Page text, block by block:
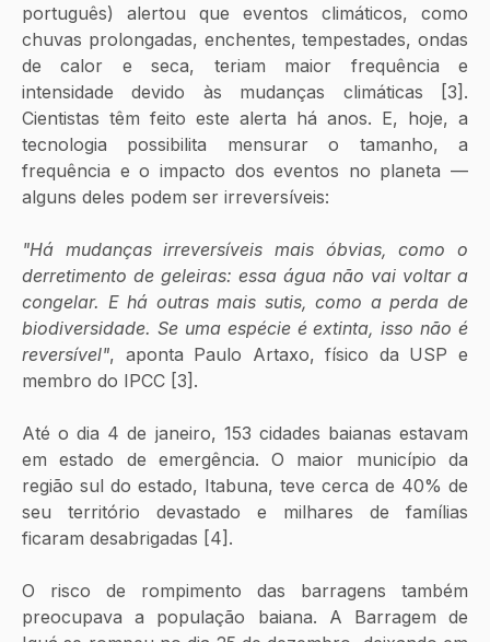
português) alertou que eventos climáticos, como
chuvas prolongadas, enchentes, tempestades, ondas
de calor e seca, teriam maior frequência e
intensidade devido às mudanças climáticas [3].
Cientistas têm feito este alerta há anos. E, hoje, a
tecnologia possibilita mensurar o tamanho, a
frequência e o impacto dos eventos no planeta —
alguns deles podem ser irreversíveis:
​"Há mudanças irreversíveis mais óbvias, como o
derretimento de geleiras: essa água não vai voltar a
congelar. E há outras mais sutis, como a perda de
biodiversidade. Se uma espécie é extinta, isso não é
reversível", aponta Paulo Artaxo, físico da USP e
membro do IPCC [3].
Até o dia 4 de janeiro, 153 cidades baianas estavam
em estado de emergência. O maior município da
região sul do estado, Itabuna, teve cerca de 40% de
seu território devastado e milhares de famílias
ficaram desabrigadas [4].
O risco de rompimento das barragens também
preocupava a população baiana. A Barragem de